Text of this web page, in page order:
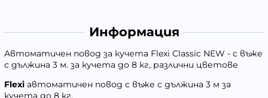
Информация
Автоматичен повод за кучета Flexi Classic NEW - с въже
с дължина 3 м. за кучета до 8 кг, различни цветове
Flexi aвтоматичен повод с въже с дължина 3 м за